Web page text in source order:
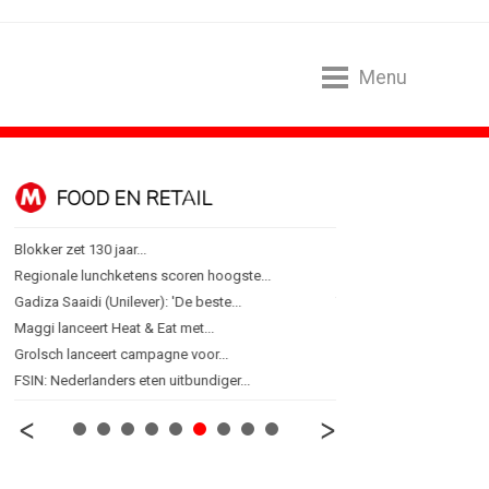
Menu
FOOD EN RETAIL
Blokker zet 130 jaar...
Regionale lunchketens scoren hoogste...
Gadiza Saaidi (Unilever): 'De beste...
Maggi lanceert Heat & Eat met...
Grolsch lanceert campagne voor...
FSIN: Nederlanders eten uitbundiger...